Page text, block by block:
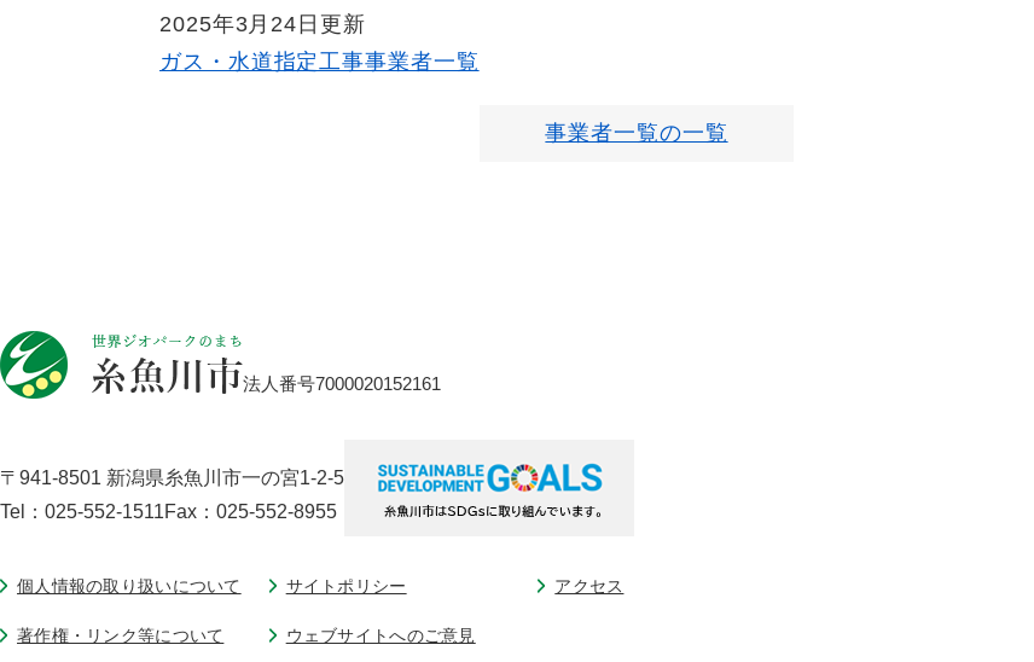
2025年3月24日更新
ガス・水道指定工事事業者一覧
事業者一覧の一覧
法人番号7000020152161
〒941-8501 新潟県糸魚川市一の宮1-2-5
Tel：025-552-1511Fax：025-552-8955
個人情報の取り扱いについて サイトポリシー アクセス
著作権・リンク等について ウェブサイトへのご意見